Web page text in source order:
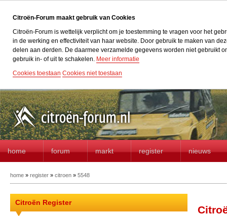
Citroën-Forum maakt gebruik van Cookies
Citroën-Forum is wettelijk verplicht om je toestemming te vragen voor het
in de werking en effectiviteit van haar website. Door gebruik te maken van
delen aan derden. De daarmee verzamelde gegevens worden niet gebruikt
gebruik in- of uit te schakelen. Meer informatie
Cookies toestaan Cookies niet toestaan
home forum markt register nieuws
home » register » citroen » 5548
Citroën Register